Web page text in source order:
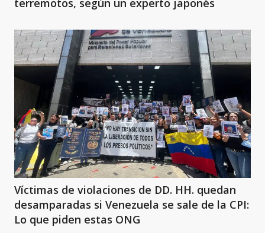
terremotos, según un experto japonés
Víctimas de violaciones de DD. HH. quedan
desamparadas si Venezuela se sale de la CPI:
Lo que piden estas ONG